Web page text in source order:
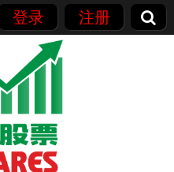
登录 注册